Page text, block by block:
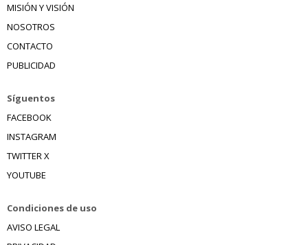
MISIÓN Y VISIÓN
NOSOTROS
CONTACTO
PUBLICIDAD
Síguentos
FACEBOOK
INSTAGRAM
TWITTER X
YOUTUBE
Condiciones de uso
AVISO LEGAL